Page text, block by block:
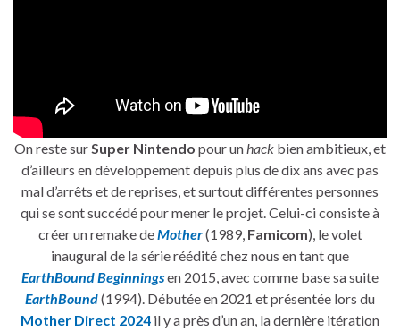
On reste surSuper Nintendo pour unhack bien ambitieux, et
d’ailleurs en développement depuis plus de dix ans avec pas
mal d’arrêts et de reprises, et surtout différentes personnes
qui se sont succédé pour mener le projet. Celui-ci consiste à
créer un remake deMother(1989, Famicom), le volet
inaugural de la série réédité chez nous en tant que
EarthBound Beginningsen 2015, avec comme base sa suite
EarthBound(1994). Débutée en 2021 et présentée lors du
Mother Direct 2024 il y a près d’un an, la dernière itération